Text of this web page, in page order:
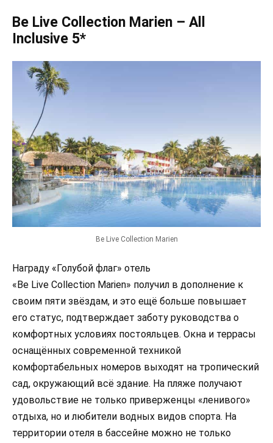
Be Live Collection Marien – All
Inclusive 5*
Be Live Collection Marien
Награду «Голубой флаг» отель
«Be Live Collection Marien» получил в дополнение к
своим пяти звёздам, и это ещё больше повышает
его статус, подтверждает заботу руководства о
комфортных условиях постояльцев. Окна и террасы
оснащённых современной техникой
комфортабельных номеров выходят на тропический
сад, окружающий всё здание. На пляже получают
удовольствие не только приверженцы «ленивого»
отдыха, но и любители водных видов спорта. На
территории отеля в бассейне можно не только